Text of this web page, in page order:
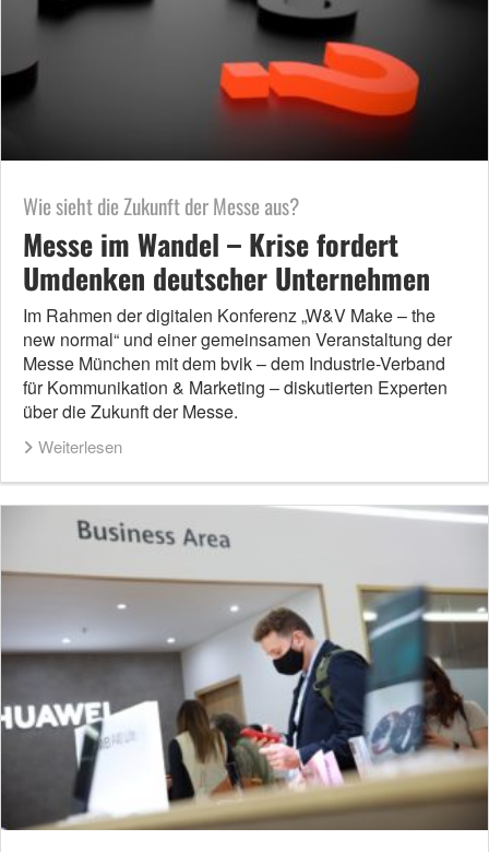
Wie sieht die Zukunft der Messe aus?
Messe im Wandel – Krise fordert
Umdenken deutscher Unternehmen
Im Rahmen der digitalen Konferenz „W&V Make – the
new normal“ und einer gemeinsamen Veranstaltung der
Messe München mit dem bvik – dem Industrie-Verband
für Kommunikation & Marketing – diskutierten Experten
über die Zukunft der Messe.
Weiterlesen